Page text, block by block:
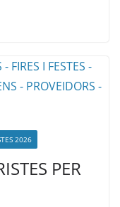
2026
PER